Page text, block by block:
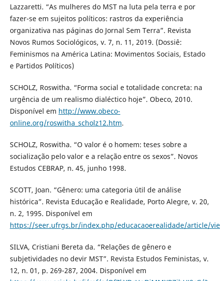
Lazzaretti. “As mulheres do MST na luta pela terra e por
fazer-se em sujeitos políticos: rastros da experiência
organizativa nas páginas do Jornal Sem Terra”. Revista
Novos Rumos Sociológicos, v. 7, n. 11, 2019. (Dossiê:
Feminismos na América Latina: Movimentos Sociais, Estado
e Partidos Políticos)
SCHOLZ, Roswitha. “Forma social e totalidade concreta: na
urgência de um realismo dialéctico hoje”. Obeco, 2010.
Disponível em http://www.obeco-
online.org/roswitha_scholz12.htm.
SCHOLZ, Roswitha. “O valor é o homem: teses sobre a
socialização pelo valor e a relação entre os sexos”. Novos
Estudos CEBRAP, n. 45, junho 1998.
SCOTT, Joan. “Gênero: uma categoria útil de análise
histórica”. Revista Educação e Realidade, Porto Alegre, v. 20,
n. 2, 1995. Disponível em
https://seer.ufrgs.br/index.php/educacaoerealidade/article/
SILVA, Cristiani Bereta da. “Relações de gênero e
subjetividades no devir MST”. Revista Estudos Feministas, v.
12, n. 01, p. 269-287, 2004. Disponível em